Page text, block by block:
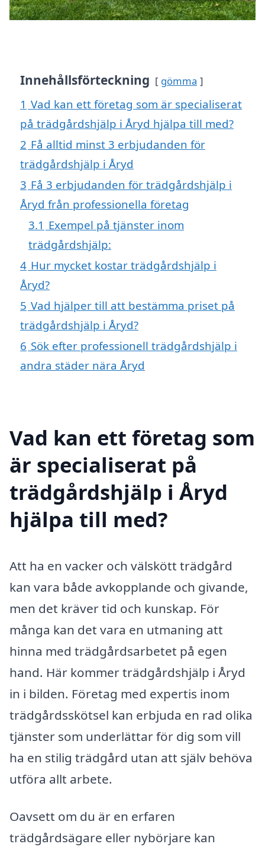
Innehållsförteckning gömma
1 Vad kan ett företag som är specialiserat
på trädgårdshjälp i Åryd hjälpa till med?
2 Få alltid minst 3 erbjudanden för
trädgårdshjälp i Åryd
3 Få 3 erbjudanden för trädgårdshjälp i
Åryd från professionella företag
3.1 Exempel på tjänster inom
trädgårdshjälp:
4 Hur mycket kostar trädgårdshjälp i
Åryd?
5 Vad hjälper till att bestämma priset på
trädgårdshjälp i Åryd?
6 Sök efter professionell trädgårdshjälp i
andra städer nära Åryd
Vad kan ett företag som
är specialiserat på
trädgårdshjälp i Åryd
hjälpa till med?
Att ha en vacker och välskött trädgård
kan vara både avkopplande och givande,
men det kräver tid och kunskap. För
många kan det vara en utmaning att
hinna med trädgårdsarbetet på egen
hand. Här kommer trädgårdshjälp i Åryd
in i bilden. Företag med expertis inom
trädgårdsskötsel kan erbjuda en rad olika
tjänster som underlättar för dig som vill
ha en stilig trädgård utan att själv behöva
utföra allt arbete.
Oavsett om du är en erfaren
trädgårdsägare eller nybörjare kan